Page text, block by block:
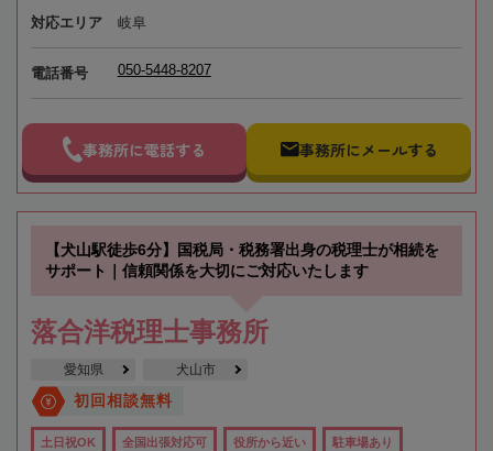
対応エリア 岐阜
電話番号 050-5448-8207
事務所に電話する 事務所にメールする
【犬山駅徒歩6分】国税局・税務署出身の税理士が相続を
サポート｜信頼関係を大切にご対応いたします
落合洋税理士事務所
愛知県 犬山市
初回相談無料
土日祝OK 全国出張対応可 役所から近い 駐車場あり